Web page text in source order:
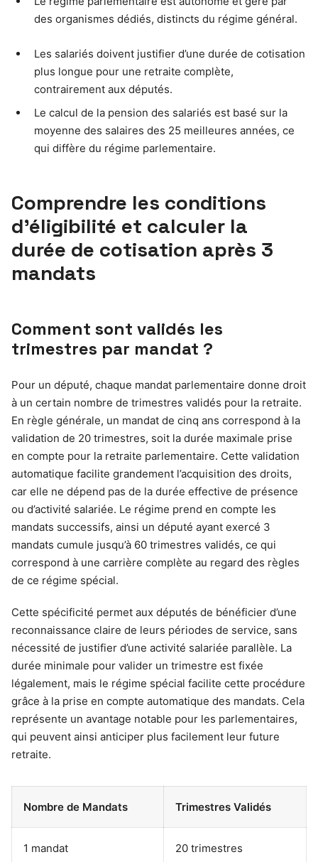
des organismes dédiés, distincts du régime général.
Les salariés doivent justifier d’une durée de cotisation
plus longue pour une retraite complète,
contrairement aux députés.
Le calcul de la pension des salariés est basé sur la
moyenne des salaires des 25 meilleures années, ce
qui diffère du régime parlementaire.
Comprendre les conditions
d’éligibilité et calculer la
durée de cotisation après 3
mandats
Comment sont validés les
trimestres par mandat ?
Pour un député, chaque mandat parlementaire donne droit
à un certain nombre de trimestres validés pour la retraite.
En règle générale, un mandat de cinq ans correspond à la
validation de 20 trimestres, soit la durée maximale prise
en compte pour la retraite parlementaire. Cette validation
automatique facilite grandement l’acquisition des droits,
car elle ne dépend pas de la durée effective de présence
ou d’activité salariée. Le régime prend en compte les
mandats successifs, ainsi un député ayant exercé 3
mandats cumule jusqu’à 60 trimestres validés, ce qui
correspond à une carrière complète au regard des règles
de ce régime spécial.
Cette spécificité permet aux députés de bénéficier d’une
reconnaissance claire de leurs périodes de service, sans
nécessité de justifier d’une activité salariée parallèle. La
durée minimale pour valider un trimestre est fixée
légalement, mais le régime spécial facilite cette procédure
grâce à la prise en compte automatique des mandats. Cela
représente un avantage notable pour les parlementaires,
qui peuvent ainsi anticiper plus facilement leur future
retraite.
Nombre de Mandats Trimestres Validés
1 mandat 20 trimestres